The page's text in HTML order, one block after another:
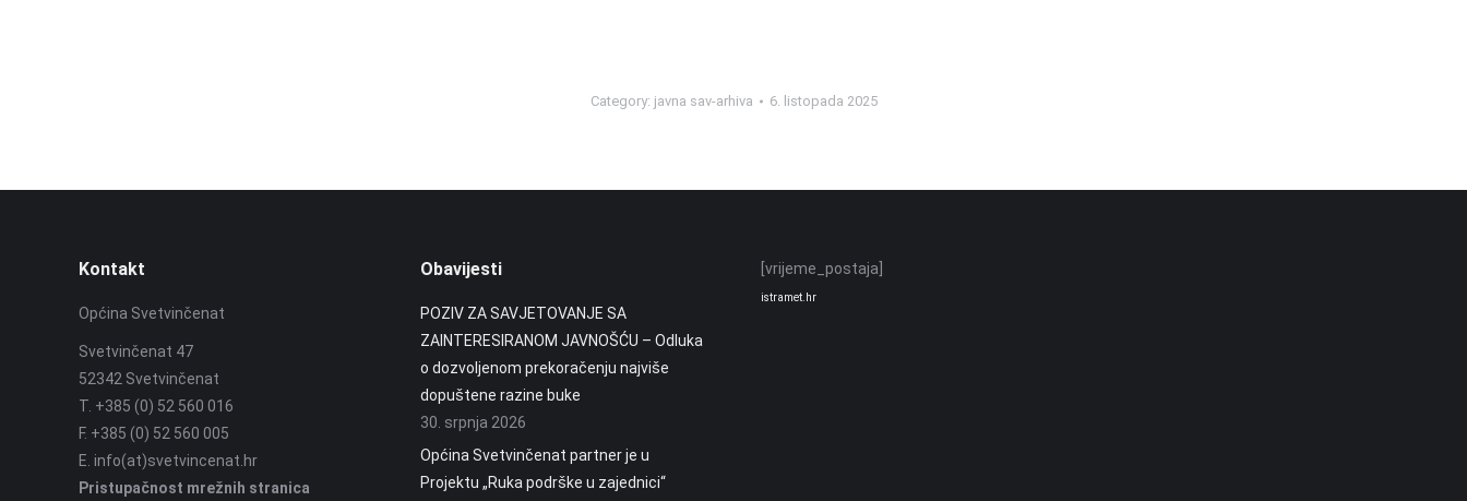
Category: javna sav-arhiva 6. listopada 2025
Kontakt
Općina Svetvinčenat
Svetvinčenat 47
52342 Svetvinčenat
T. +385 (0) 52 560 016
F. +385 (0) 52 560 005
E. info(at)svetvincenat.hr
Pristupačnost mrežnih stranica
Obavijesti
POZIV ZA SAVJETOVANJE SA
ZAINTERESIRANOM JAVNOŠĆU – Odluka
o dozvoljenom prekoračenju najviše
dopuštene razine buke
30. srpnja 2026
Općina Svetvinčenat partner je u
Projektu „Ruka podrške u zajednici“
[vrijeme_postaja]
istramet.hr